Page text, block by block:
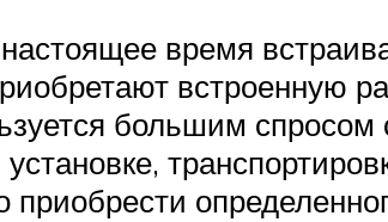
время
встроенную
большим спросом
приобрести